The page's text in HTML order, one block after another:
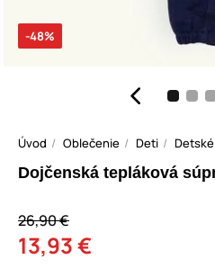
-48%
Úvod Oblečenie Deti
Dojčenská tepláková
26,90 €
13,93 €